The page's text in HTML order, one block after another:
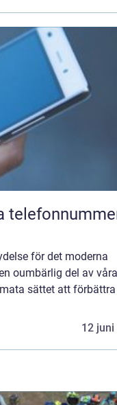
för det moderna
oumbärlig del av
sättet att
12 juni